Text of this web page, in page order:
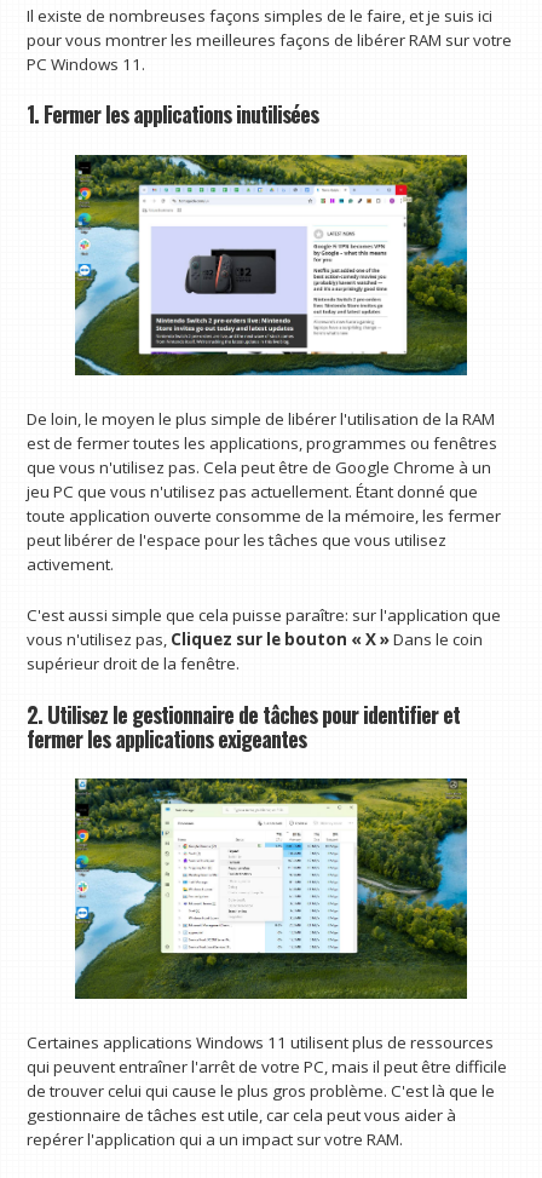
Il existe de nombreuses façons simples de le faire, et je suis ici
pour vous montrer les meilleures façons de libérer RAM sur votre
PC Windows 11.
1. Fermer les applications inutilisées
De loin, le moyen le plus simple de libérer l'utilisation de la RAM
est de fermer toutes les applications, programmes ou fenêtres
que vous n'utilisez pas. Cela peut être de Google Chrome à un
jeu PC que vous n'utilisez pas actuellement. Étant donné que
toute application ouverte consomme de la mémoire, les fermer
peut libérer de l'espace pour les tâches que vous utilisez
activement.
C'est aussi simple que cela puisse paraître: sur l'application que
vous n'utilisez pas, Cliquez sur le bouton « X »Dans le coin
supérieur droit de la fenêtre.
2. Utilisez le gestionnaire de tâches pour identifier et
fermer les applications exigeantes
Certaines applications Windows 11 utilisent plus de ressources
qui peuvent entraîner l'arrêt de votre PC, mais il peut être difficile
de trouver celui qui cause le plus gros problème. C'est là que le
gestionnaire de tâches est utile, car cela peut vous aider à
repérer l'application qui a un impact sur votre RAM.